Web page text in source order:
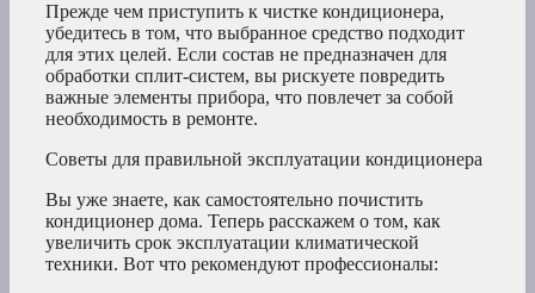
Прежде чем приступить к чистке кондиционера,
убедитесь в том, что выбранное средство подходит
для этих целей. Если состав не предназначен для
обработки сплит-систем, вы рискуете повредить
важные элементы прибора, что повлечет за собой
необходимость в ремонте.
Советы для правильной эксплуатации кондиционера
Вы уже знаете, как самостоятельно почистить
кондиционер дома. Теперь расскажем о том, как
увеличить срок эксплуатации климатической
техники. Вот что рекомендуют профессионалы: